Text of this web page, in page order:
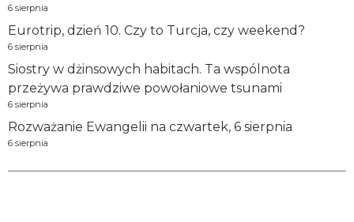
6 sierpnia
Eurotrip, dzień 10. Czy to Turcja, czy weekend?
6 sierpnia
Siostry w dżinsowych habitach. Ta wspólnota
przeżywa prawdziwe powołaniowe tsunami
6 sierpnia
Rozważanie Ewangelii na czwartek, 6 sierpnia
6 sierpnia